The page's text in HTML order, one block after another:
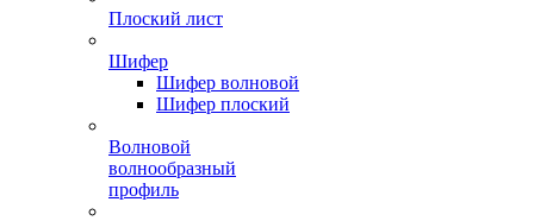
Плоский лист
Шифер
Шифер волновой
Шифер плоский
Волновой
волнообразный
профиль